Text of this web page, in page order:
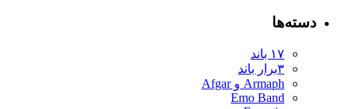
دسته‌ها
۱۷ باند
۳برار باند
Armaph و Afgar
Emo Band